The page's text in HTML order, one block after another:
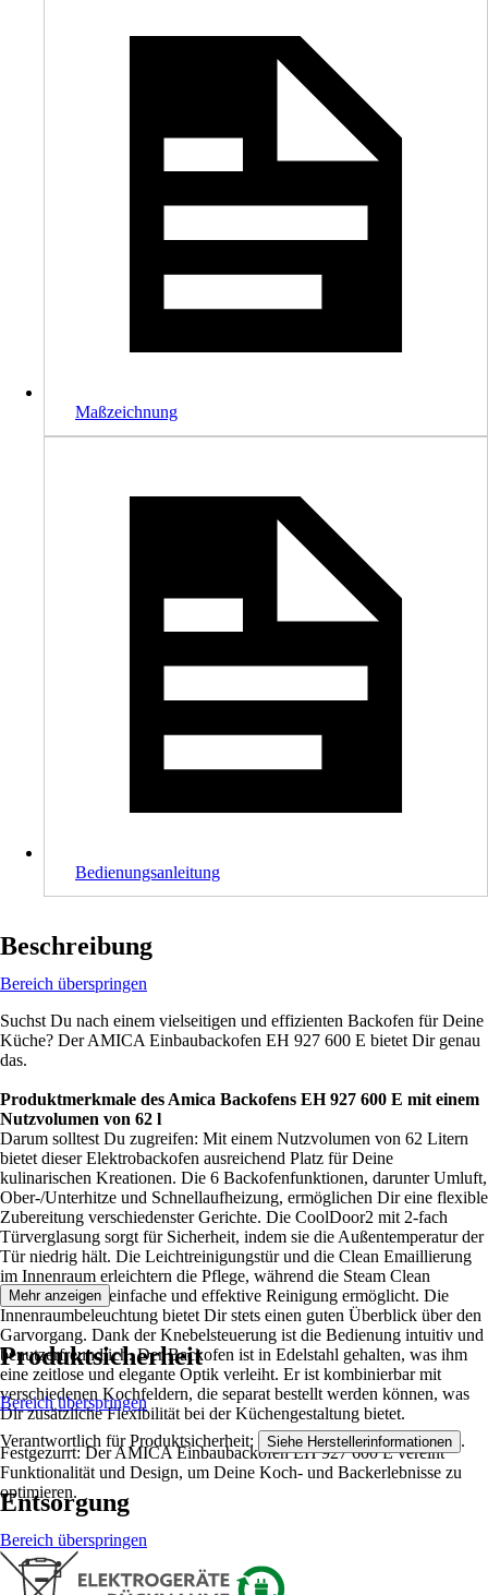
Maßzeichnung
Bedienungsanleitung
Beschreibung
Bereich überspringen
Suchst Du nach einem vielseitigen und effizienten Backofen für Deine
Küche? Der AMICA Einbaubackofen EH 927 600 E bietet Dir genau
das.
Produktmerkmale des Amica Backofens EH 927 600 E mit einem
Nutzvolumen von 62 l
Darum solltest Du zugreifen: Mit einem Nutzvolumen von 62 Litern
bietet dieser Elektrobackofen ausreichend Platz für Deine
kulinarischen Kreationen. Die 6 Backofenfunktionen, darunter Umluft,
Ober-/Unterhitze und Schnellaufheizung, ermöglichen Dir eine flexible
Zubereitung verschiedenster Gerichte. Die CoolDoor2 mit 2-fach
Türverglasung sorgt für Sicherheit, indem sie die Außentemperatur der
Tür niedrig hält. Die Leichtreinigungstür und die Clean Emaillierung
im Innenraum erleichtern die Pflege, während die Steam Clean
Reinigung eine einfache und effektive Reinigung ermöglicht. Die
Innenraumbeleuchtung bietet Dir stets einen guten Überblick über den
Garvorgang. Dank der Knebelsteuerung ist die Bedienung intuitiv und
benutzerfreundlich. Der Backofen ist in Edelstahl gehalten, was ihm
eine zeitlose und elegante Optik verleiht. Er ist kombinierbar mit
verschiedenen Kochfeldern, die separat bestellt werden können, was
Dir zusätzliche Flexibilität bei der Küchengestaltung bietet.
Festgezurrt: Der AMICA Einbaubackofen EH 927 600 E vereint
Funktionalität und Design, um Deine Koch- und Backerlebnisse zu
optimieren.
Mehr anzeigen
Produktsicherheit
Bereich überspringen
Verantwortlich für Produktsicherheit: Siehe Herstellerinformationen .
Entsorgung
Bereich überspringen